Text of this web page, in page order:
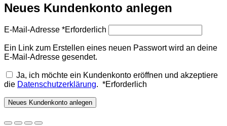
Neues Kundenkonto anlegen
E-Mail-Adresse *Erforderlich
Ein Link zum Erstellen eines neuen Passwort wird an deine
E-Mail-Adresse gesendet.
Ja, ich möchte ein Kundenkonto eröffnen und akzeptiere
die Datenschutzerklärung. *Erforderlich
Neues Kundenkonto anlegen